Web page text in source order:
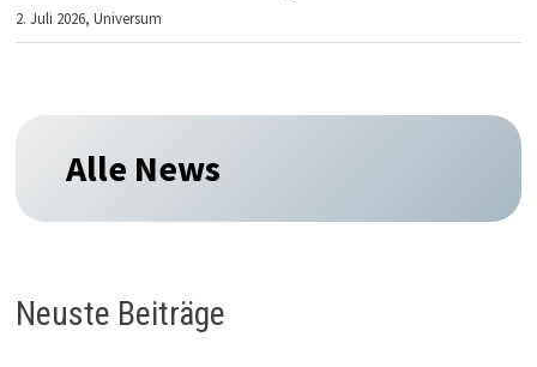
2. Juli 2026,Universum
Alle News
Neuste Beiträge